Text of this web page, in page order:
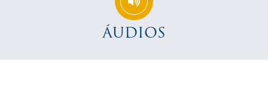
ÁUDIOS